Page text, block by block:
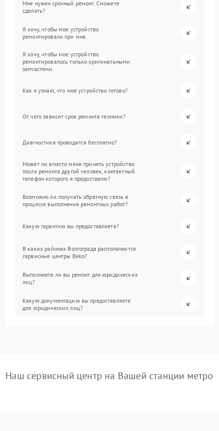
Мне нужен срочный ремонт. Сможете
сделать?
Я хочу, чтобы мое устройство
ремонтировали при мне.
Я хочу, чтобы мое устройство
ремонтировалось только оригинальными
запчастями.
Как я узнаю, что мое устройство готово?
От чего зависит срок ремонта техники?
Диагностика проводится бесплатно?
Может ли вместо меня принять устройство
после ремонта другой человек, контактный
телефон которого я предоставлю?
Возможно ли получать обратную связь в
процессе выполнения ремонтных работ?
Какую гарантию вы предоставляете?
В каких районах Волгограда располагаются
сервисные центры Beko?
Выполняете ли вы ремонт для юридических
лиц?
Какую документацию вы предоставляете
для юридических лиц?
Наш сервисный центр на Вашей станции метро